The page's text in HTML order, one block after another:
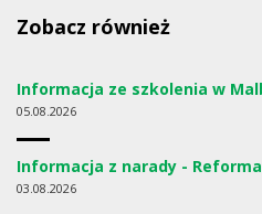
Zobacz również
Informacja ze szkolenia w
05 08.2026
Informacja z narady -
03 08.2026